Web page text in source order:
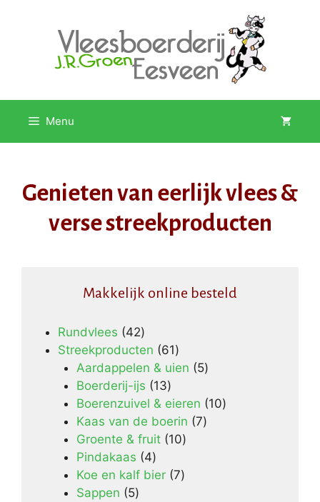
Menu
Genieten van eerlijk vlees &
verse streekproducten
Makkelijk online besteld
Rundvlees 4242
producten
Streekproducten 6161
producten
Aardappelen & uien 55
Boerderij-ijs 1313
producten
Boerenzuivel & eieren 1010
Kaas van de boerin 77
Groente & fruit 1010
Pindakaas 44
producten
Koe en kalf bier 77
Sappen 55